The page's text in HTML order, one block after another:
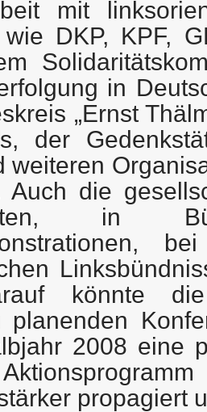
mit
DKP, KPF,
in
„Ernst
der
weiteren
Auch die
in
könnte
planenden
2008 eine
propagiert